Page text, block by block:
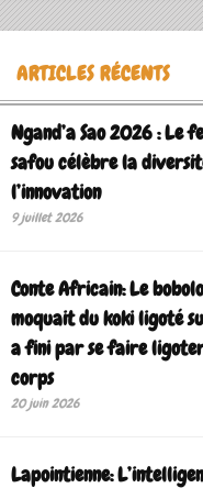
ARTICLES RÉCENTS
Ngand’a Sao 2026 : Le
safou célèbre la
l’innovation
9 juillet 2026
Conte Africain: Le
moquait du koki ligoté
a fini par se faire
corps
20 juin 2026
Lapointienne: